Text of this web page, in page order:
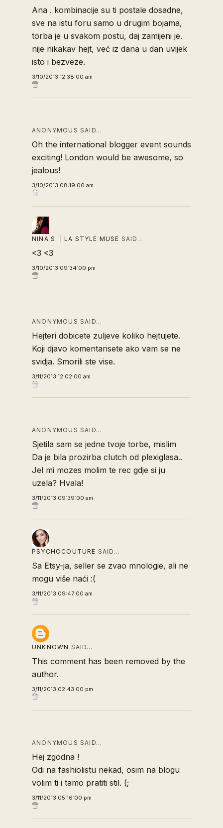
Ana . kombinacije su ti postale dosadne,
sve na istu foru samo u drugim bojama,
torba je u svakom postu, daj zamijeni je.
nije nikakav hejt, već iz dana u dan uvijek
isto i bezveze.
3/10/2013 12:38:00 am
ANONYMOUS SAID…
Oh the international blogger event sounds
exciting! London would be awesome, so
jealous!
3/10/2013 08:19:00 am
NINA S. | LA STYLE MUSE SAID…
<3 <3
3/10/2013 09:34:00 pm
ANONYMOUS SAID…
Hejteri dobicete zuljeve koliko hejtujete.
Koji djavo komentarisete ako vam se ne
svidja. Smorili ste vise.
3/11/2013 12:02:00 am
ANONYMOUS SAID…
Sjetila sam se jedne tvoje torbe, mislim
Da je bila prozirba clutch od plexiglasa..
Jel mi mozes molim te rec gdje si ju
uzela? Hvala!
3/11/2013 09:39:00 am
PSYCHOCOUTURE SAID…
Sa Etsy-ja, seller se zvao mnologie, ali ne
mogu više naći :(
3/11/2013 09:47:00 am
UNKNOWN SAID…
This comment has been removed by the
author.
3/11/2013 02:43:00 pm
ANONYMOUS SAID…
Hej zgodna !
Odi na fashiolistu nekad, osim na blogu
volim ti i tamo pratiti stil. (;
3/11/2013 05:16:00 pm